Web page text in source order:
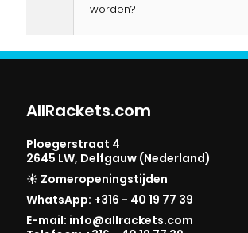
worden?
AllRackets.com
Ploegerstraat 4
2645 LW, Delfgauw (Nederland)
☀️ Zomeropeningstijden
WhatsApp: +316 - 40 19 77 39
E-mail: info@allrackets.com